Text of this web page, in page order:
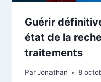
Guérir
état de la
traitements
ParJonathan 8